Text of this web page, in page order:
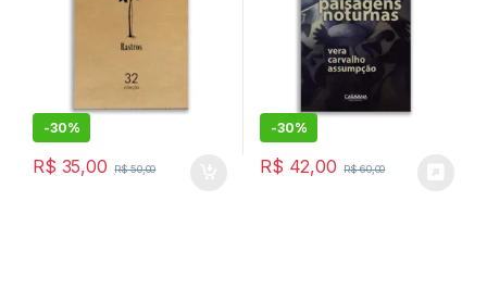
-30%
R$ 35,00 R$50,00
-30%
R$ 42,00 R$60,00